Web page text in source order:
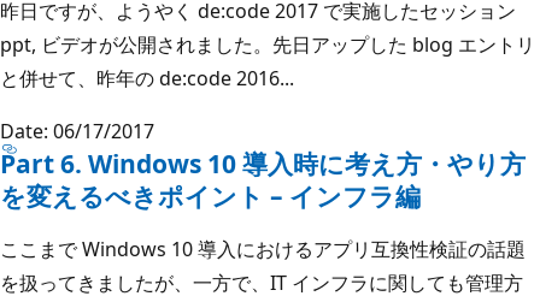
昨日ですが、ようやく de:code 2017 で実施したセッション
ppt, ビデオが公開されました。先日アップした blog エントリ
と併せて、昨年の de:code 2016...
Date: 06/17/2017
Part 6. Windows 10 導入時に考え方・やり方
を変えるべきポイント – インフラ編
ここまで Windows 10 導入におけるアプリ互換性検証の話題
を扱ってきましたが、一方で、IT インフラに関しても管理方